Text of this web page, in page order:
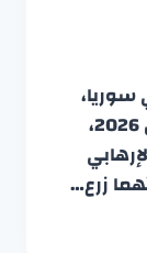
سوريا،
مساء الجمعة الموافق 8 أغسطس 2026،
زرع…